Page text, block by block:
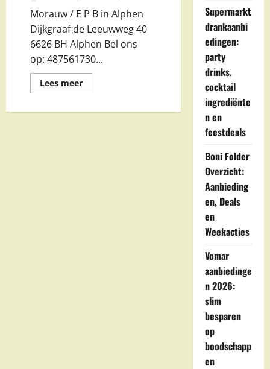
Morauw / E P B in Alphen
Dijkgraaf de Leeuwweg 40
6626 BH Alphen Bel ons
op: 487561730...
Lees meerLees
meer
/
Supermarkt
drankaanbi
edingen:
party
drinks,
cocktail
ingrediënte
n en
feestdeals
Boni Folder
Overzicht:
Aanbieding
en, Deals
en
Weekacties
Vomar
aanbiedinge
n 2026:
slim
besparen
op
boodschapp
en